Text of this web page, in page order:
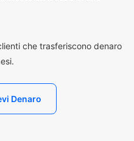
che trasferiscono denaro
Denaro